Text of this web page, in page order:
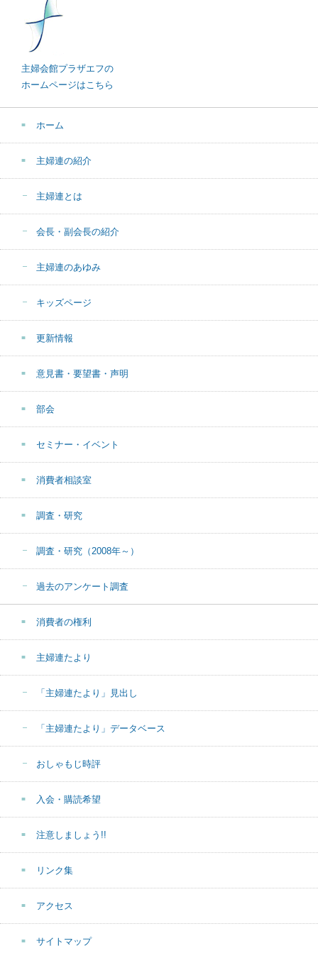
主婦会館プラザエフの
ホームページはこちら
ホーム
主婦連の紹介
主婦連とは
会長・副会長の紹介
主婦連のあゆみ
キッズページ
更新情報
意見書・要望書・声明
部会
セミナー・イベント
消費者相談室
調査・研究
調査・研究（2008年～）
過去のアンケート調査
消費者の権利
主婦連たより
「主婦連たより」見出し
「主婦連たより」データベース
おしゃもじ時評
入会・購読希望
注意しましょう!!
リンク集
アクセス
サイトマップ